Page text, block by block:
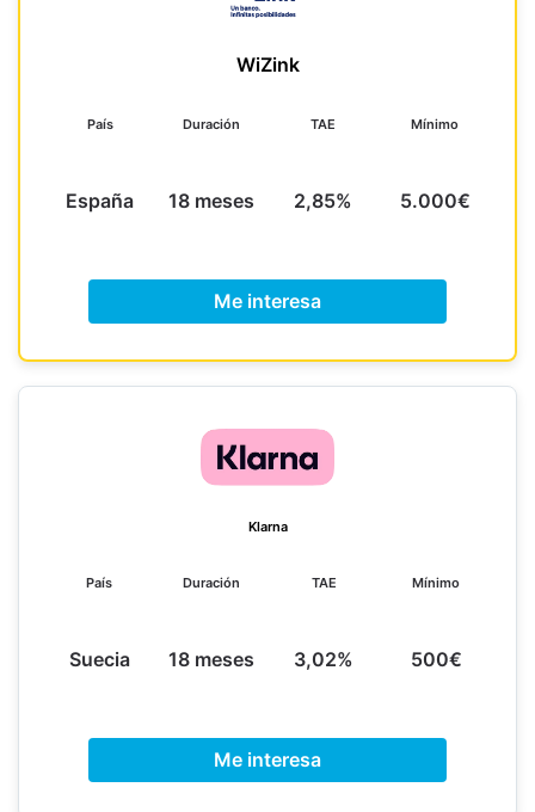
WiZink
País
España
Duración
18 meses
TAE
2,85%
Mínimo
5.000€
Me interesa
Klarna
País
Suecia
Duración
18 meses
TAE
3,02%
Mínimo
500€
Me interesa